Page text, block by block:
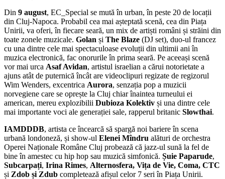
Din 9 august, EC_Special se mută în urban, în peste 20 de locații
din Cluj-Napoca. Probabil cea mai așteptată scenă, cea din Piața
Unirii, va oferi, în fiecare seară, un mix de artiști români și străini din
toate zonele muzicale. Golan și The Blaze (DJ set), duo-ul francez
cu una dintre cele mai spectaculoase evoluții din ultimii ani în
muzica electronică, fac onorurile în prima seară. Pe aceeași scenă
vor mai urca Asaf Avidan, artistul israelian a cărui notorietate a
ajuns atât de puternică încât are videoclipuri regizate de regizorul
Wim Wenders, excentrica Aurora, senzația pop a muzicii
norvegiene care se oprește la Cluj chiar înaintea turneului ei
american, mereu explozibilii Dubioza Kolektiv și una dintre cele
mai importante voci ale generației sale, rapperul britanic Slowthai.
IAMDDDB, artista ce încearcă să spargă noi bariere în scena
urbană londoneză, și show-ul Elenei Mîndru alături de orchestra
Operei Naționale Române Cluj probează că jazz-ul sună la fel de
bine în amestec cu hip hop sau muzică simfonică. Șuie Paparude,
Subcarpați, Irina Rimes, Alternosfera, Vița de Vie, Coma, CTC
și Zdob și Zdub completează afișul celor 7 seri în Piața Unirii.